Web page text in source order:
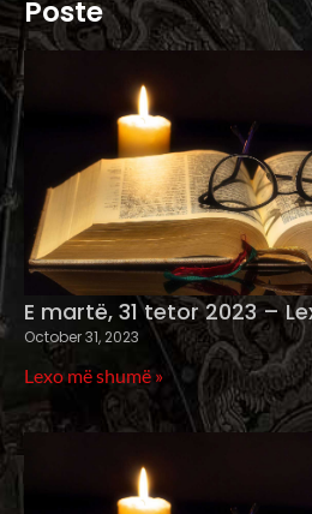
Poste
E martë, 31 tetor 2023 –
October 31, 2023
Lexo më shumë »